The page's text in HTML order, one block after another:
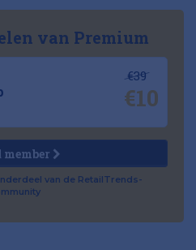
van Premium
€39
€10
van de RetailTrends-